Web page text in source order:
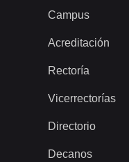
Campus
Acreditación
Rectoría
Vicerrectorías
Directorio
Decanos